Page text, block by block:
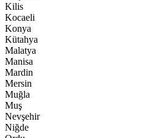
Kilis
Kocaeli
Konya
Kütahya
Malatya
Manisa
Mardin
Mersin
Muğla
Muş
Nevşehir
Niğde